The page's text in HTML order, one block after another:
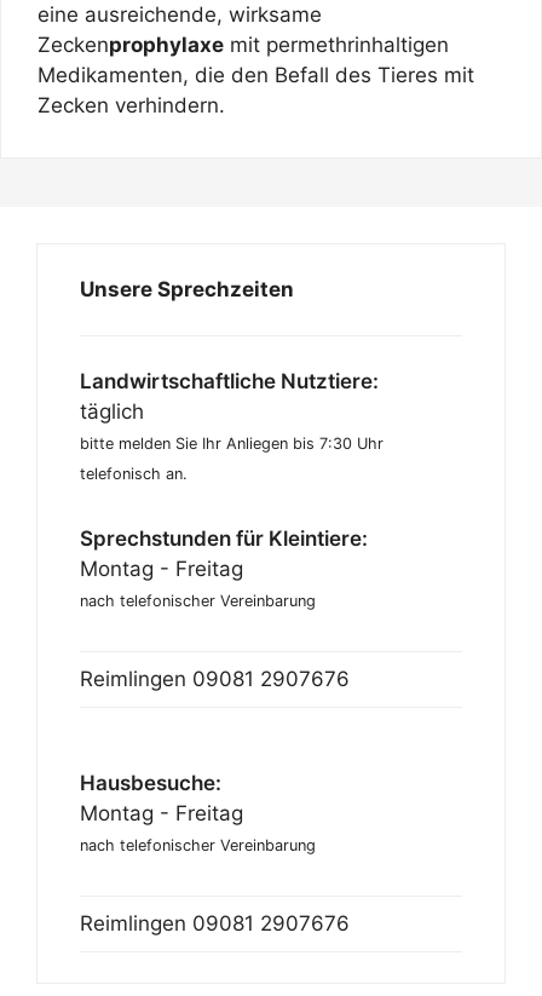
eine ausreichende, wirksame
Zeckenprophylaxe mit permethrinhaltigen
Medikamenten, die den Befall des Tieres mit
Zecken verhindern.
Unsere Sprechzeiten
Landwirtschaftliche Nutztiere:
täglich
bitte melden Sie Ihr Anliegen bis 7:30 Uhr
telefonisch an.
Sprechstunden für Kleintiere:
Montag - Freitag
nach telefonischer Vereinbarung
Reimlingen 09081 2907676
Hausbesuche:
Montag - Freitag
nach telefonischer Vereinbarung
Reimlingen 09081 2907676